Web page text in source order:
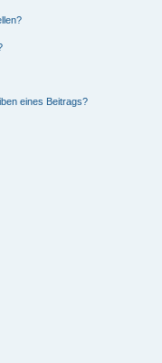
eines Beitrags?